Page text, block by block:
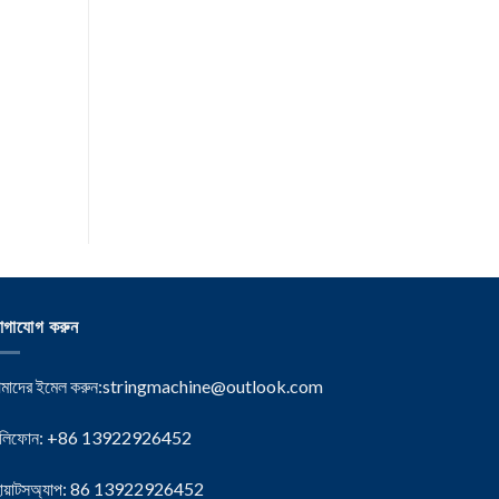
করুন
ইমেল করুন:stringmachine@outlook.com
+86 13922926452
86 13922926452